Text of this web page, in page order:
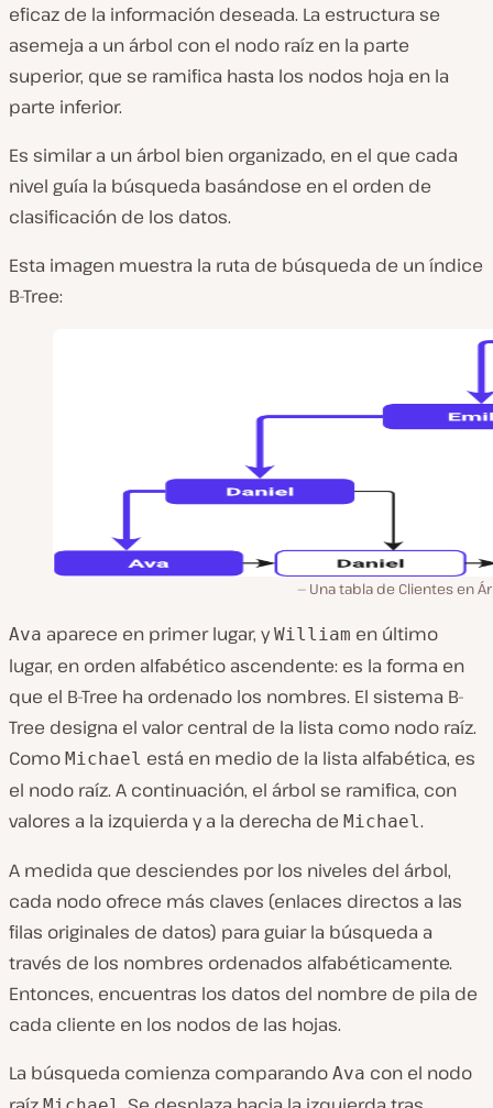
eficaz de la información deseada. La estructura se
asemeja a un árbol con el nodo raíz en la parte
superior, que se ramifica hasta los nodos hoja en la
parte inferior.
Es similar a un árbol bien organizado, en el que cada
nivel guía la búsqueda basándose en el orden de
clasificación de los datos.
Esta imagen muestra la ruta de búsqueda de un índice
B-Tree:
Una tabla de Clientes en
Ava aparece en primer lugar, yWilliam en último
lugar, en orden alfabético ascendente: es la forma en
que el B-Tree ha ordenado los nombres. El sistema B-
Tree designa el valor central de la lista como nodo raíz.
Como Michael está en medio de la lista alfabética, es
el nodo raíz. A continuación, el árbol se ramifica, con
valores a la izquierda y a la derecha de Michael.
A medida que desciendes por los niveles del árbol,
cada nodo ofrece más claves (enlaces directos a las
filas originales de datos) para guiar la búsqueda a
través de los nombres ordenados alfabéticamente.
Entonces, encuentras los datos del nombre de pila de
cada cliente en los nodos de las hojas.
La búsqueda comienza comparando Ava con el nodo